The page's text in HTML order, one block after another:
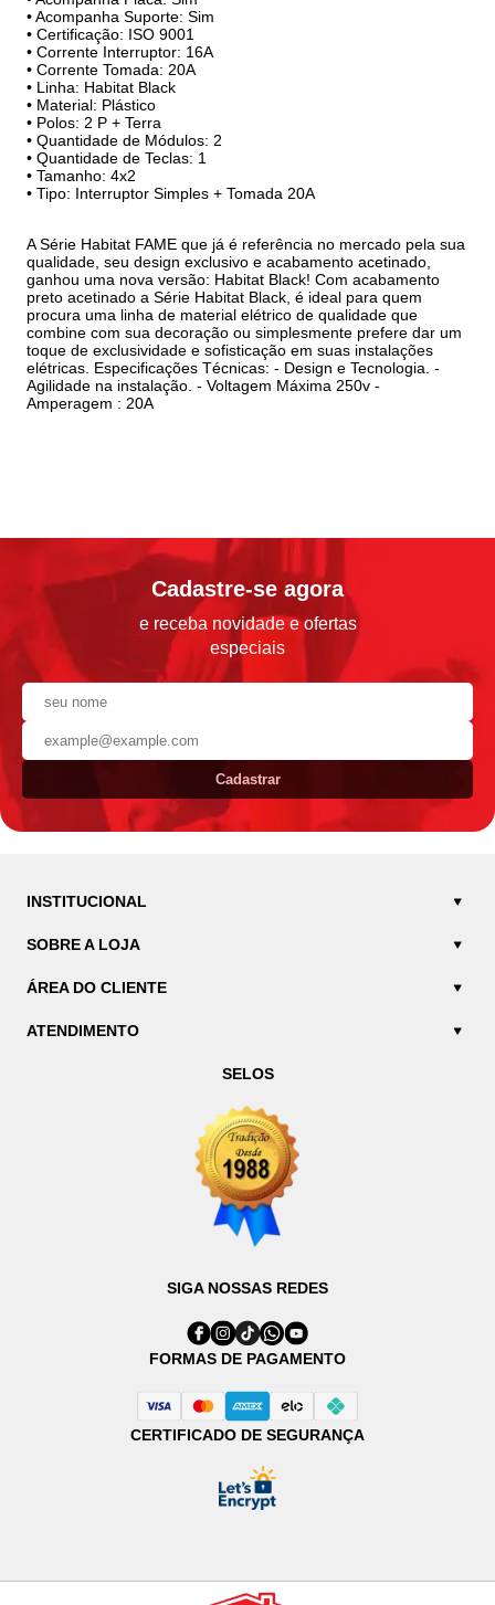
• Acompanha Suporte: Sim
• Certificação: ISO 9001
• Corrente Interruptor: 16A
• Corrente Tomada: 20A
• Linha: Habitat Black
• Material: Plástico
• Polos: 2 P + Terra
• Quantidade de Módulos: 2
• Quantidade de Teclas: 1
• Tamanho: 4x2
• Tipo: Interruptor Simples + Tomada 20A
A Série Habitat FAME que já é referência no mercado pela sua
qualidade, seu design exclusivo e acabamento acetinado,
ganhou uma nova versão: Habitat Black! Com acabamento
preto acetinado a Série Habitat Black, é ideal para quem
procura uma linha de material elétrico de qualidade que
combine com sua decoração ou simplesmente prefere dar um
toque de exclusividade e sofisticação em suas instalações
elétricas. Especificações Técnicas: - Design e Tecnologia. -
Agilidade na instalação. - Voltagem Máxima 250v -
Amperagem : 20A
Cadastre-se agora
e receba novidade e ofertas
especiais
Cadastrar
INSTITUCIONAL
SOBRE A LOJA
ÁREA DO CLIENTE
ATENDIMENTO
SELOS
SIGA NOSSAS REDES
FORMAS DE PAGAMENTO
CERTIFICADO DE SEGURANÇA